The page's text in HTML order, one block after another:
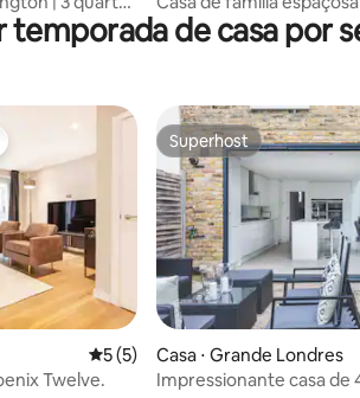
e jardim
perto de Richmond e
temporada de casa por
5 de uma avaliação média de 5, 5
5 (5)
Twelve.
Superhost
Superhost
Casa ⋅ Grande Londres
Impressionante casa de